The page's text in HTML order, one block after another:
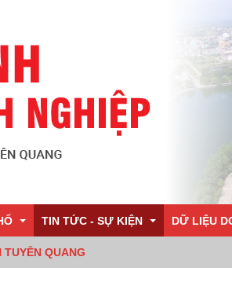
TIN TỨC - SỰ KIỆN DỮ LIỆU
TUYÊN QUANG